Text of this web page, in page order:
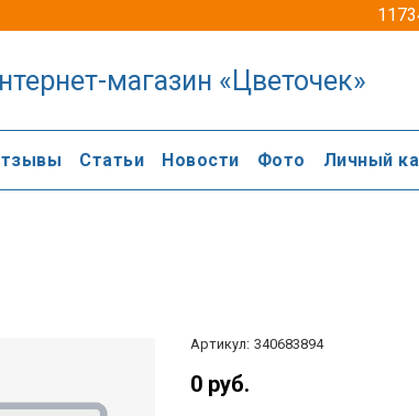
магазин «Цветочек»
Статьи Новости Фото Личный
Артикул: 340683894
0 руб.